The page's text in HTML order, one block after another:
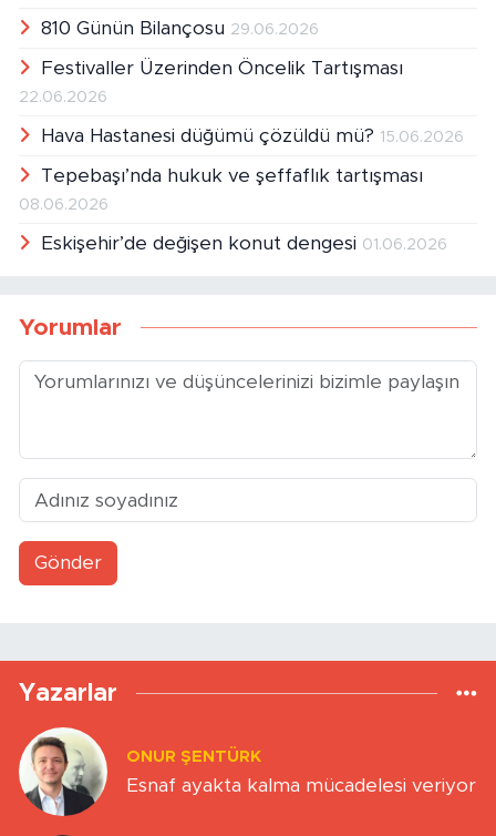
810 Günün Bilançosu 29.06.2026
Festivaller Üzerinden Öncelik Tartışması
22.06.2026
Hava Hastanesi düğümü çözüldü mü? 15.06.2026
Tepebaşı’nda hukuk ve şeffaflık tartışması
08.06.2026
Eskişehir’de değişen konut dengesi 01.06.2026
Yorumlar
Gönder
Yazarlar
ONUR ŞENTÜRK
Esnaf ayakta kalma mücadelesi veriyor